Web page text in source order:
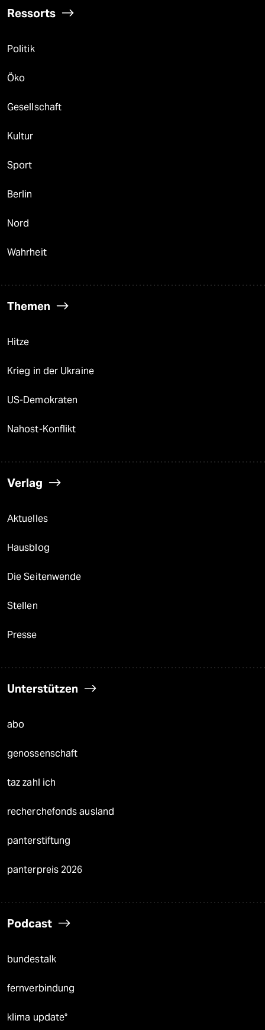
Ressorts
Politik
Öko
Gesellschaft
Kultur
Sport
Berlin
Nord
Wahrheit
Themen
Hitze
Krieg in der Ukraine
US-Demokraten
Nahost-Konflikt
Verlag
Aktuelles
Hausblog
Die Seitenwende
Stellen
Presse
Unterstützen
abo
genossenschaft
taz zahl ich
recherchefonds ausland
panterstiftung
panterpreis 2026
Podcast
bundestalk
fernverbindung
klima update°